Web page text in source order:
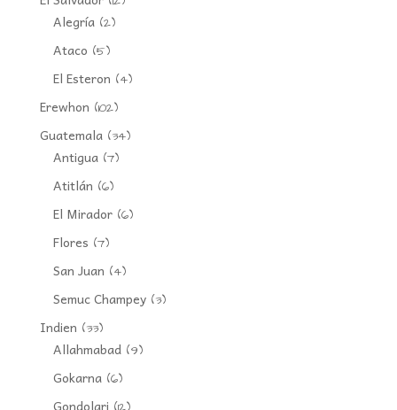
Alegría(2)
Ataco (5)
El Esteron (4)
Erewhon (102)
Guatemala(34)
Antigua(7)
Atitlán (6)
El Mirador(6)
Flores (7)
San Juan (4)
Semuc Champey(3)
Indien (33)
Allahmabad(9)
Gokarna(6)
Gondolari